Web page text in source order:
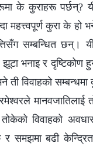
के कुराहरू पर्छन्?
महत्त्वपूर्ण कुरा के हो
सम्बन्धित छन्।
भनाइ र
विवाहको सम्बन्धमा
मानवजातिलाई
विवाहको
समझमा बढी